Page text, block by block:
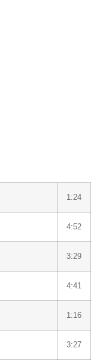
1:24
4:52
3:29
4:41
1:16
3:27